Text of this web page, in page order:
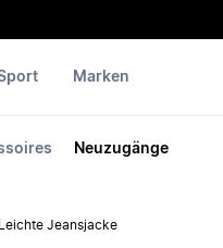
Neuzugänge
Marken
Leichte Jeansjacke